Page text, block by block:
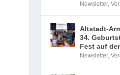
Newsletter,
Altstadt-
34.
Fest auf
Newsletter,